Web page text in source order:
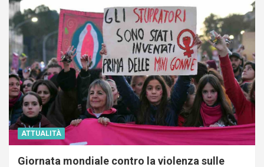
ATTUALITÀ
Giornata mondiale contro la violenza sulle